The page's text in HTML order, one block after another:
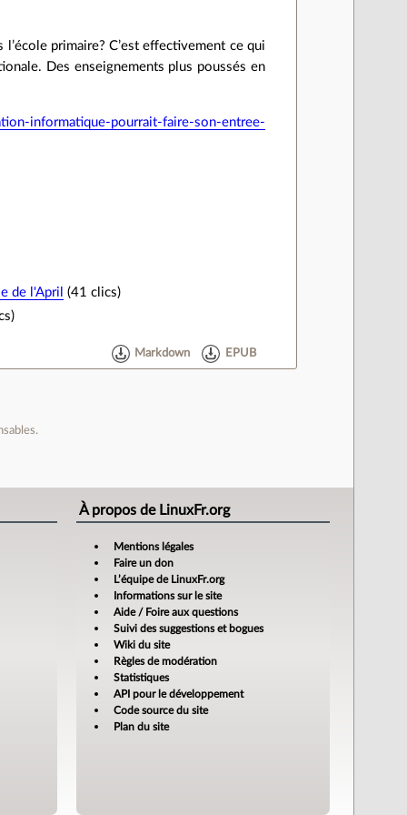
primaire? C’est effectivement ce qui
Des enseignements plus poussés en
informatique-pourrait-faire-son-entree-
de l'April (41 clics)
Markdown EPUB
À propos de LinuxFr.org
Mentions légales
Faire un don
L’équipe de LinuxFr.org
Informations sur le site
Aide / Foire aux questions
Suivi des suggestions et bogues
Wiki du site
Règles de modération
Statistiques
API pour le développement
Code source du site
Plan du site